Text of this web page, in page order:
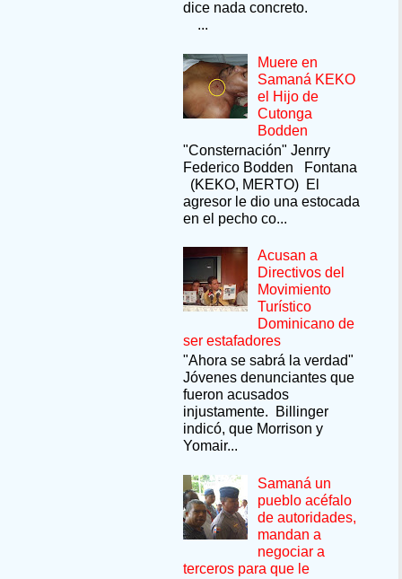
dice nada concreto.
...
Muere en
Samaná KEKO
el Hijo de
Cutonga
Bodden
"Consternación" Jenrry
Federico Bodden Fontana
(KEKO, MERTO) El
agresor le dio una estocada
en el pecho co...
Acusan a
Directivos del
Movimiento
Turístico
Dominicano de
ser estafadores
"Ahora se sabrá la verdad"
Jóvenes denunciantes que
fueron acusados
injustamente. Billinger
indicó, que Morrison y
Yomair...
Samaná un
pueblo acéfalo
de autoridades,
mandan a
negociar a
terceros para que le